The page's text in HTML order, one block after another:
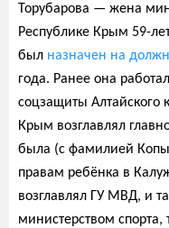
Торубарова — жена
Республике Крым 59-
был назначен на
года. Ранее она
соцзащиты Алтайского
Крым возглавлял
была (с фамилией
правам ребёнка в
возглавлял ГУ МВД, и
министерством